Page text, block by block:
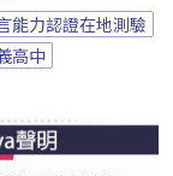
能力認證在地測驗
高中